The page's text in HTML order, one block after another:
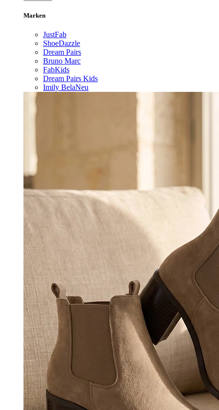
Marken
JustFab
ShoeDazzle
Dream Pairs
Bruno Marc
FabKids
Dream Pairs Kids
Imily BelaNeu